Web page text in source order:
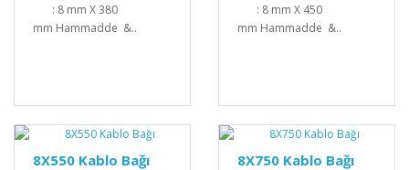
: 8 mm X 380
mm Hammadde &..
: 8 mm X 450
mm Hammadde &..
8X550 Kablo Bağı 8X750 Kablo Bağı